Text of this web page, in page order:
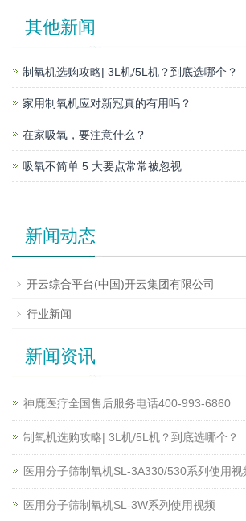
其他新闻
制氧机选购攻略| 3L机/5L机？到底选哪个？
家用制氧机应对新冠真的有用吗？
在家吸氧，要注意什么？
吸氧不简单 5 大要点常常被忽视
新闻动态
开云综合平台(中国)开云集团有限公司
行业新闻
新闻资讯
神鹿医疗全国售后服务电话400-993-6860
制氧机选购攻略| 3L机/5L机？到底选哪个？
医用分子筛制氧机SL-3A330/530系列使用视
医用分子筛制氧机SL-3W系列使用视频